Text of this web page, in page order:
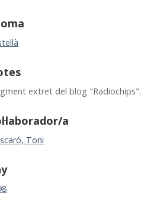
extret del blog "Radiochips".
a
Toni